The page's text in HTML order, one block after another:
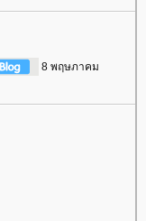
8 พฤษภาคม